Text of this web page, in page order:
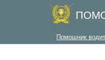
Помощник